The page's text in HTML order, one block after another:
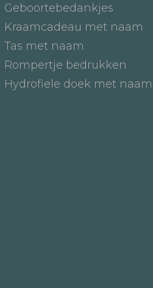
Geboortebedankjes
Kraamcadeau met naam
Tas met naam
Rompertje bedrukken
Hydrofiele doek met naam